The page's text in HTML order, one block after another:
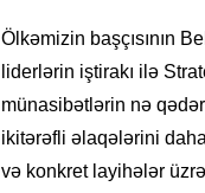
Ölkəmizin başçısının
liderlərin iştirakı ilə
münasibətlərin nə
ikitərəfli əlaqələrini
və konkret layihələr